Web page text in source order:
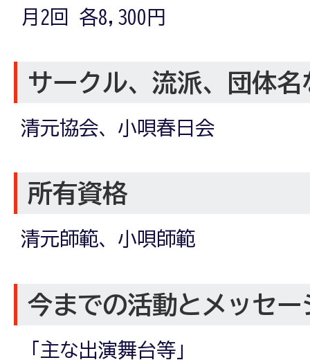
月2回 各8,300円
サークル、流派、団体名
清元協会、小唄春日会
所有資格
清元師範、小唄師範
今までの活動とメッセー
「主な出演舞台等」